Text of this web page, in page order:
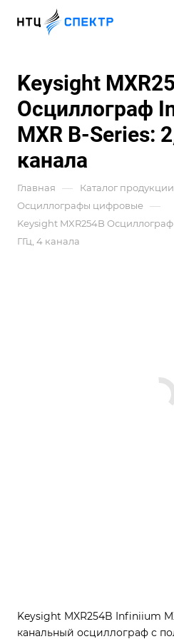
Keysight
Осциллограф
MXR B-Series:
канала
Главная — Каталог продукции
Осциллографы цифровые —
Keysight MXR254B
ГГц, 4 канала
Keysight MXR254B Infiniium
канальный осциллограф с